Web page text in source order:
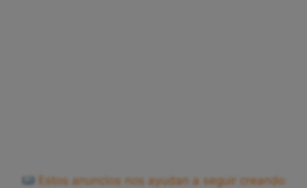
Estos anuncios nos ayudan a seguir creando